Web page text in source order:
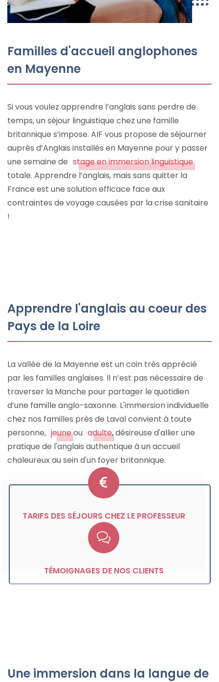
Familles d'accueil anglophones
en Mayenne
Si vous voulez apprendre l’anglais sans perdre de
temps, un séjour linguistique chez une famille
britannique s’impose. AIF vous propose de séjourner
auprès d’Anglais installés en Mayenne pour y passer
une semaine de stage en immersion linguistique
totale. Apprendre l’anglais, mais sans quitter la
France est une solution efficace face aux
contraintes de voyage causées par la crise sanitaire
!
Apprendre l'anglais au coeur des
Pays de la Loire
La vallée de la Mayenne est un coin très apprécié
par les familles anglaises. Il n’est pas nécessaire de
traverser la Manche pour partager le quotidien
d’une famille anglo-saxonne. L'immersion individuelle
chez nos familles près de Laval convient à toute
personne, jeuneou adulte, désireuse d'allier une
pratique de l'anglais authentique à un accueil
chaleureux au sein d'un foyer britannique.
TARIFS DES SÉJOURS CHEZ LE PROFESSEUR
TÉMOIGNAGES DE NOS CLIENTS
Une immersion dans la langue de